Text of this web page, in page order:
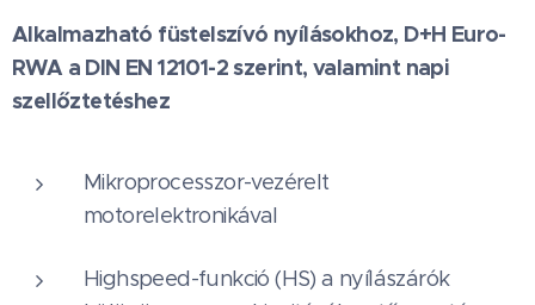
Alkalmazható füstelszívó nyílásokhoz, D+H Euro-
RWA a DIN EN 12101-2 szerint, valamint napi
szellőztetéshez
Mikroprocesszor-vezérelt
motorelektronikával
Highspeed-funkció (HS) a nyílászárók